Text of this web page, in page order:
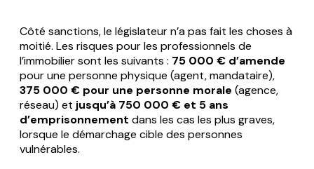
Côté sanctions, le législateur n’a pas fait les choses à
moitié. Les risques pour les professionnels de
l’immobilier sont les suivants : 75 000 € d’amende
pour une personne physique (agent, mandataire),
375 000 € pour une personne morale (agence,
réseau) et jusqu’à 750 000 € et 5 ans
d’emprisonnement dans les cas les plus graves,
lorsque le démarchage cible des personnes
vulnérables.